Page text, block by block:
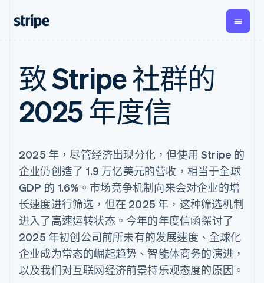
支付
Payments
在线支付
Managed
Payments
Payment links
无代码支付
Checkout
预构建支付界
面
Elements
灵活的 UI 组件
支付方式
支持 125 种以
上
Authorization
Billing
经常性收入
Metronome
按用量计费
订阅管理
Invoicing
一次性或定期
账单
Tax
销售税和增值
税自动化
Revenue
Recognition
会计自动化
Stripe Sigma
自定义报告
资金管
理
Crypto
钱包、
稳定币
发行和
发卡基
础设施
大型企业
初创企业
智能体商务
加密货币
电子商务
嵌入式金融
财务自动化
全球化企业
应用内支付
交易市场
资金管理
平台
SaaS
Stripe 文档
API 参考文档
库与 SDK
Stripe Apps
指南
接受线上付款
实施预置结账流程
构建平台或交易市场
管理订阅
提供按用量计费
发行稳定币支持的支付卡
通过智能体配置和管理服
务
博客
客户案例
指南
支持
获取支持
托管支持方案
专业服务
公司
产品路线图
致 Stripe 社群的
2025 年度信
2025 年，尽管经济出现分化，但使用 Stripe 的
企业仍创造了 1.9 万亿美元的营收，相当于全球
GDP 的 1.6%。市场竞争机制向来会对企业的增
长速度进行筛选，但在 2025 年，这种筛选机制
进入了高速运转状态。今年的年度信函探讨了
2025 年初创公司前所未有的发展速度、全球化
企业成为常态的崛起趋势、智能体商务的演进，
以及我们对互联网经济前景持乐观态度的原因。
爱尔兰
English
爱沙尼亚
English
奥地利
DeutschEnglish
澳大利亚
English
巴西
保加利亚